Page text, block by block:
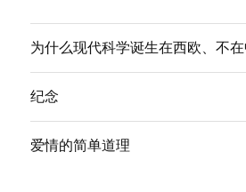
为什么现代科学诞生在西欧、不在
纪念
爱情的简单道理